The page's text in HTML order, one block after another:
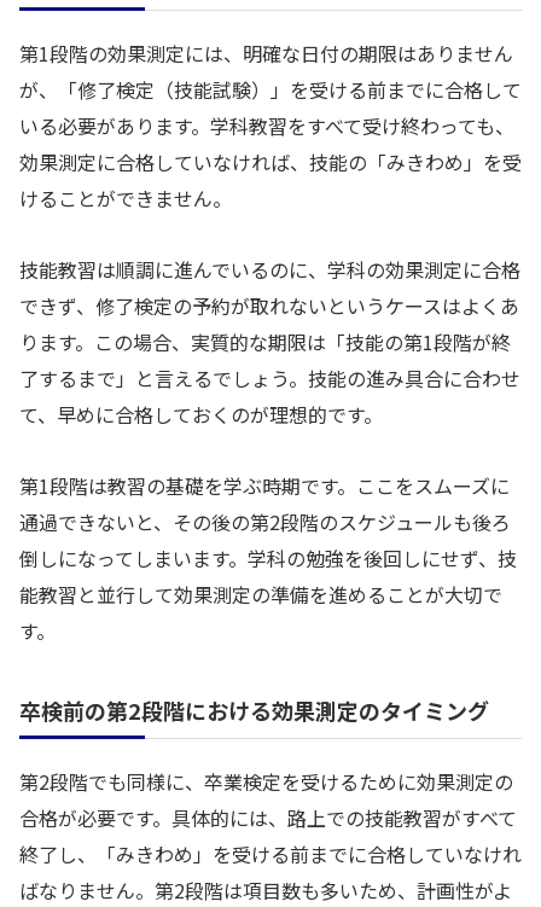
第1段階の効果測定には、明確な日付の期限はありません
が、「修了検定（技能試験）」を受ける前までに合格して
いる必要があります。学科教習をすべて受け終わっても、
効果測定に合格していなければ、技能の「みきわめ」を受
けることができません。
技能教習は順調に進んでいるのに、学科の効果測定に合格
できず、修了検定の予約が取れないというケースはよくあ
ります。この場合、実質的な期限は「技能の第1段階が終
了するまで」と言えるでしょう。技能の進み具合に合わせ
て、早めに合格しておくのが理想的です。
第1段階は教習の基礎を学ぶ時期です。ここをスムーズに
通過できないと、その後の第2段階のスケジュールも後ろ
倒しになってしまいます。学科の勉強を後回しにせず、技
能教習と並行して効果測定の準備を進めることが大切で
す。
卒検前の第2段階における効果測定のタイミング
第2段階でも同様に、卒業検定を受けるために効果測定の
合格が必要です。具体的には、路上での技能教習がすべて
終了し、「みきわめ」を受ける前までに合格していなけれ
ばなりません。第2段階は項目数も多いため、計画性がよ